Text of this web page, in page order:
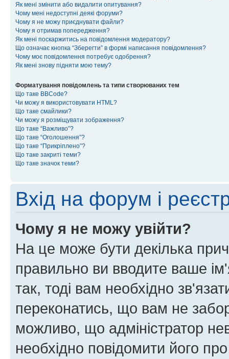
Як мені змінити або видалити опитування?
Чому мені недоступні деякі форуми?
Чому я не можу приєднувати файли?
Чому я отримав попередження?
Як мені поскаржитись на повідомлення модератору?
Що означає кнопка “Зберегти” в формі написання повідомлення?
Чому моє повідомлення потребує одобрення?
Як мені знову підняти мою тему?
Форматування повідомлень та типи створюваних тем
Що таке BBCode?
Чи можу я використовувати HTML?
Що таке смайлики?
Чи можу я розміщувати зображення?
Що таке “Важливо”?
Що таке “Оголошення”?
Що таке “Прикріплено”?
Що таке закриті теми?
Що таке значок теми?
Вхід на форум і
Чому я не можу увійти?
На це може бути декілька
правильно ви вводите ваше
так, тоді вам необхідно
переконатись, що вам не
можливо, що адміністратор
необхідно повідомити його